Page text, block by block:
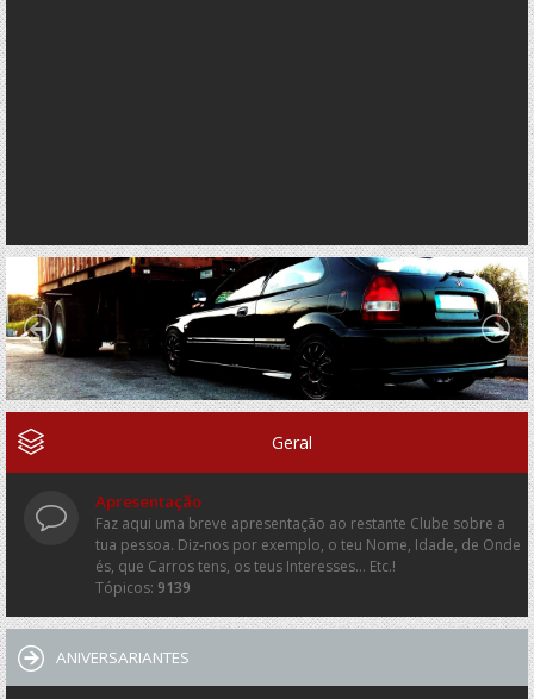
Geral
Apresentação
Faz aqui uma breve apresentação ao restante Clube sobre a
tua pessoa. Diz-nos por exemplo, o teu Nome, Idade, de Onde
és, que Carros tens, os teus Interesses... Etc.!
Tópicos: 9139
ANIVERSARIANTES